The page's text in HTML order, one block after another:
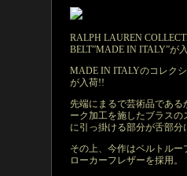
RALPH LAUREN
BELT”MADE IN ITALY”が
MADE IN ITALYのコレク
が入荷!!
先端にまるで芸術品であ
ーク加工を施したブラス
に引っ掛ける部分が舌部分
その上、今作はベルトル
ローカーフレザーを採用。